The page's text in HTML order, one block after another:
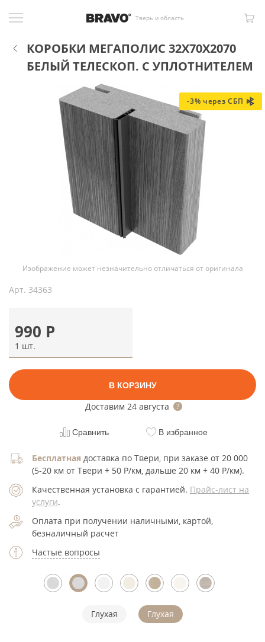
Тверь и область
КОРОБКИ МЕГАПОЛИС 32X70X2070
БЕЛЫЙ ТЕЛЕСКОП. С УПЛОТНИТЕЛЕМ
-3% через СБП
Изображение может незначительно отличаться от оригинала
Арт. 34363
990 Р
1 шт.
В КОРЗИНУ
Доставим 24 августа
Сравнить В избранное
Бесплатная доставка по Твери, при заказе от 20 000
(5-20 км от Твери + 50 Р/км, дальше 20 км + 40 Р/км).
Качественная установка с гарантией. Прайс-лист на
услуги.
Оплата при получении наличными, картой,
безналичный расчет
Частые вопросы
Глухая Глухая